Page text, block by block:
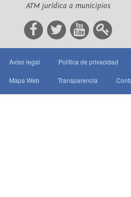
ATM jurídica a municipios
Aviso legal Política de privacidad
Mapa Web Transparencia